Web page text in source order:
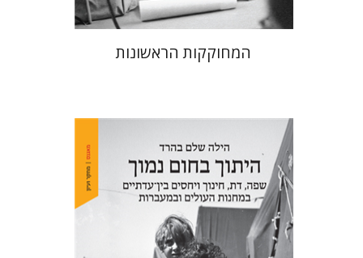
המחוקקות הראשונות
הילה שלם בהרד